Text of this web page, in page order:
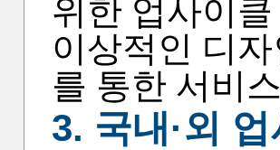
위한 업사이
이상적인 디
를 통한 서비
3. 국내·외